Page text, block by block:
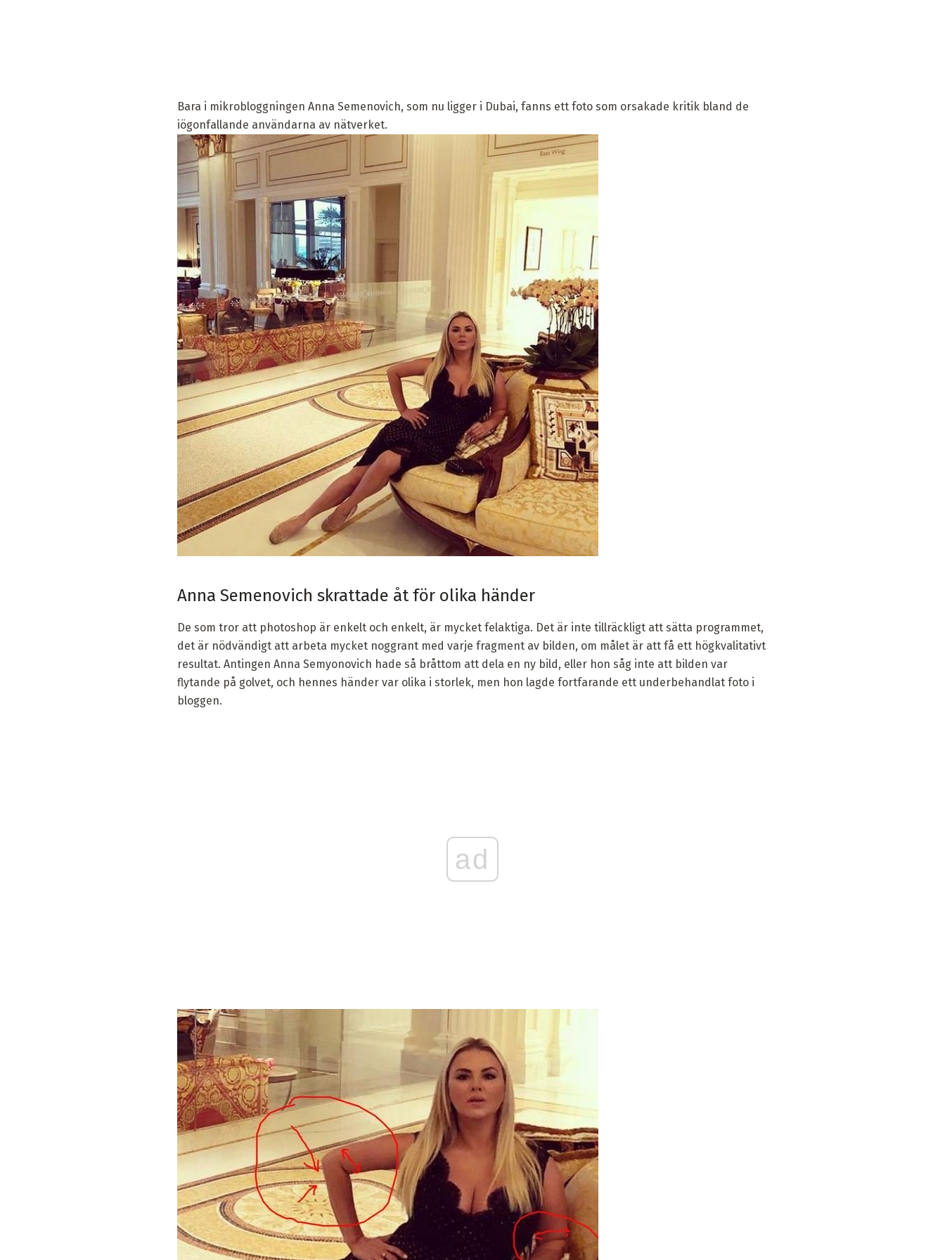
Bara i mikrobloggningen Anna Semenovich, som nu ligger i Dubai, fanns ett foto som orsakade kritik bland de
iögonfallande användarna av nätverket.
Anna Semenovich skrattade åt för olika händer
De som tror att photoshop är enkelt och enkelt, är mycket felaktiga. Det är inte tillräckligt att sätta programmet,
det är nödvändigt att arbeta mycket noggrant med varje fragment av bilden, om målet är att få ett högkvalitativt
resultat. Antingen Anna Semyonovich hade så bråttom att dela en ny bild, eller hon såg inte att bilden var
flytande på golvet, och hennes händer var olika i storlek, men hon lagde fortfarande ett underbehandlat foto i
bloggen.
ad